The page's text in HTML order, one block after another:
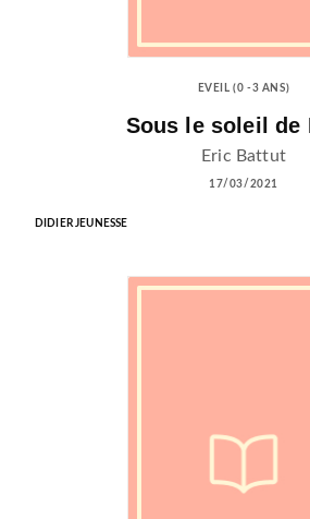
EVEIL (0 -3 ANS)
Sous le soleil de
Eric Battut
17/03/2021
DIDIER JEUNESSE